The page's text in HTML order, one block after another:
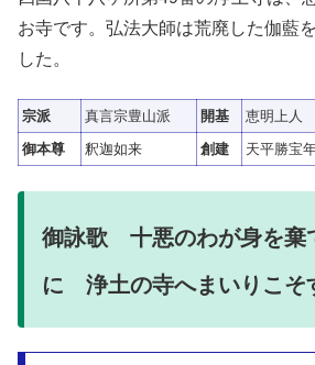
お寺です。弘法大師は荒廃した伽藍
した。
宗派 真言宗豊山派 開基
恵明上人
御本尊
釈迦如来 創建 天平勝宝
御詠歌 十悪のわが身を棄
に 浄土の寺へまいりこそ